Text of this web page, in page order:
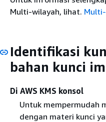
Multi-wilayah, lihat. Multi-
Identifikasi
bahan kunci
Di AWS KMS konsol
Untuk mempermudah
dengan materi kunci